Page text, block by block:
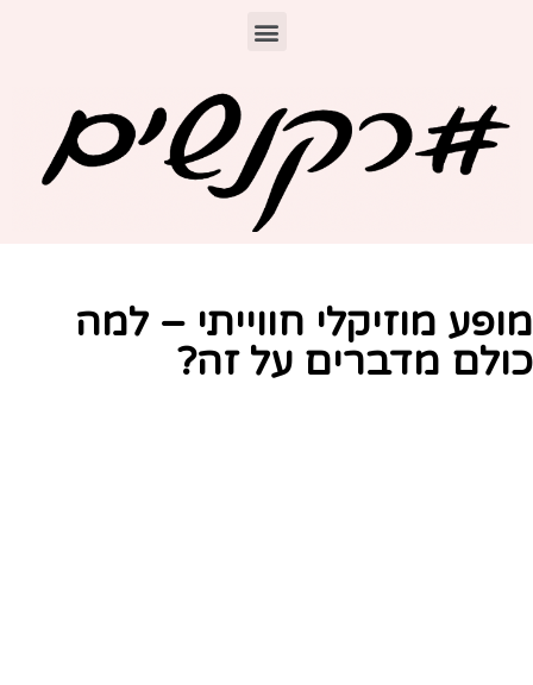
מוזיקלי חווייתי – למה
מדברים על זה?